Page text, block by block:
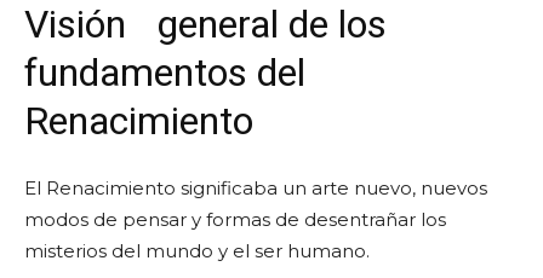
Visión
general de los
fundamentos del
Renacimiento
El Renacimiento significaba un arte nuevo, nuevos
modos de pensar y formas de desentrañar los
misterios del mundo y el ser humano.